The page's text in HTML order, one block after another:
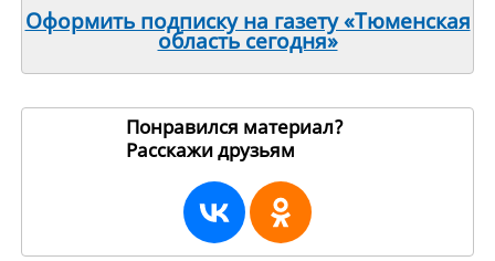
Оформить подписку на газету «Тюменская
область сегодня»
Понравился материал?
Расскажи друзьям